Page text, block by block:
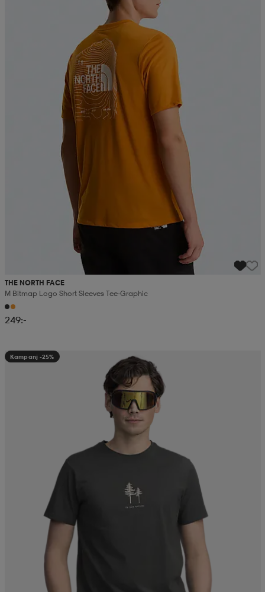
THE NORTH FACE
M Bitmap Logo Short Sleeves Tee-Graphic
249:-
Kampanj -25%